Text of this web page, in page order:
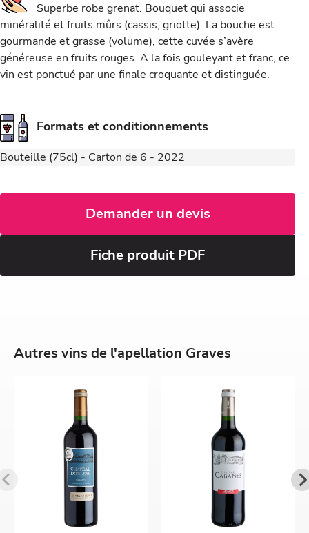
Superbe robe grenat. Bouquet qui associe
minéralité et fruits mûrs (cassis, griotte). La bouche est
gourmande et grasse (volume), cette cuvée s’avère
généreuse en fruits rouges. A la fois gouleyant et franc, ce
vin est ponctué par une finale croquante et distinguée.
Formats et conditionnements
Bouteille (75cl) - Carton de 6 - 2022
Demander un devis
Fiche produit PDF
Autres vins de l'apellation Graves